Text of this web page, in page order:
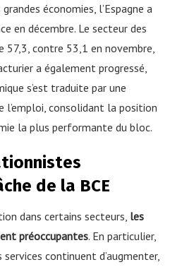
économies, l’Espagne a
en décembre. Le secteur des
57,3, contre 53,1 en novembre,
a également progressé,
s’est traduite par une
consolidant la position
la plus performante du bloc.
de la BCE
dans certains secteurs, les
préoccupantes. En particulier,
continuent d’augmenter,